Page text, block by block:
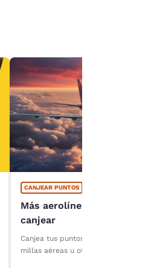
CANJEAR PUNTOS
Más aerolíneas, más
canjear
Canjea tus puntos Choice Privileges
millas aéreas u otras recompensas.